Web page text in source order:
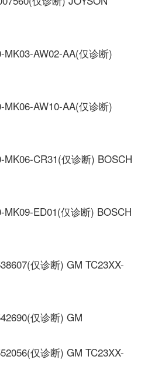
AW02-AA(仅诊断)
AW10-AA(仅诊断)
CR31(仅诊断) BOSCH
ED01(仅诊断) BOSCH
仅诊断) GM TC23XX-
仅诊断) GM
仅诊断) GM TC23XX-